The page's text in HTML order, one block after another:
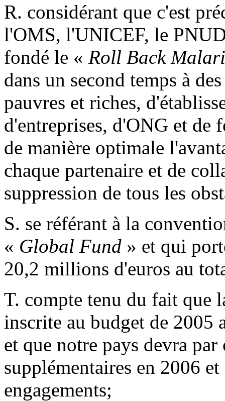
R. considérant que c'est
l'OMS, l'UNICEF, le
fondé le « Roll Back
dans un second temps à
pauvres et riches,
d'entreprises, d'ONG et de
de manière optimale
chaque partenaire et de
suppression de tous les
S. se référant à la
« Global Fund » et qui
20,2 millions d'euros au
T. compte tenu du fait que
inscrite au budget de 2005
et que notre pays devra
supplémentaires en 2006
engagements;